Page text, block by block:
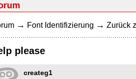
→ Font Identifizierung → Zurück
please
createg1